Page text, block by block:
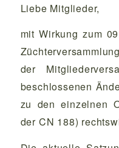
Liebe Mitglieder,
mit Wirkung zum
der
beschlossenen
zu den einzelnen
der CN 188)